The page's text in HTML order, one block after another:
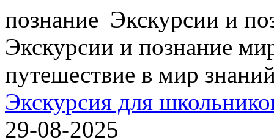
Экскурсии и
Экскурсии и познание
путешествие в мир
Экскурсия для
29-08-2025